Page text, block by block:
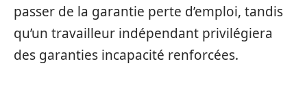
passer de la garantie perte d’emploi, tandis
qu’un travailleur indépendant privilégiera
des garanties incapacité renforcées.